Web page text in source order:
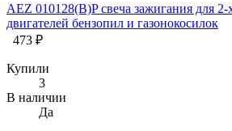
AEZ 010128(B)P cвеча зажигания для
двигателей бензопил и газонокосилок
473 ₽
Купили
3
В наличии
Да